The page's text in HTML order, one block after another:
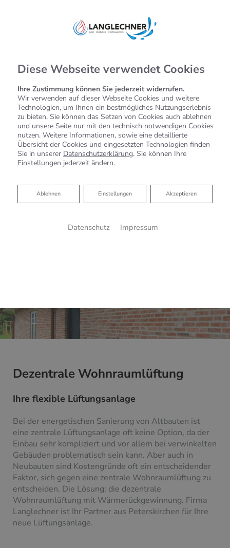
Dezentrale Wohnraumlüftung
Ihre flexible Lüftungsanlage
Bei der energetischen Sanierung von Altbauten ist
eine zentrale Lüftungsanlage oft keine Option, da der
Einbau sehr kompliziert und vor allem bei verwinkelten
Gebäuden problematisch sein kann. Aber auch in
Neubauten sind Kostengründe oft ein entscheidender
Faktor, sich gegen eine zentrale Wohnraumlüftung zu
entscheiden. Die Lösung: die dezentrale
Wohnraumlüftung mit Wärmerückgewinnung. Firma
Langlechner ist Ihr Partner aus Peterskirchen für Ihre
neue Lüftungsanlage.
Diese Webseite verwendet Cookies
Ihre Zustimmung können Sie jederzeit widerrufen.
Wir verwenden auf dieser Webseite Cookies und weitere
Technologien, um Ihnen ein bestmögliches Nutzungserlebnis
zu bieten. Sie können das Setzen von Cookies auch ablehnen
und unsere Seite nur mit den technisch notwendigen Cookies
nutzen. Weitere Informationen, sowie eine detaillierte
Übersicht der Cookies und eingesetzten Technologien finden
Sie in unserer Datenschutzerklärung. Sie können Ihre
Einstellungen jederzeit ändern.
Akzeptieren
Einstellungen
Ablehnen
Ablehnen
Datenschutz Impressum